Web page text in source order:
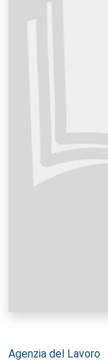
Autori:
Agenzia del Lavoro